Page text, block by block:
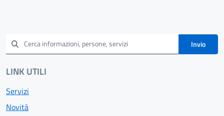
Invio
LINK UTILI
Servizi
Novità